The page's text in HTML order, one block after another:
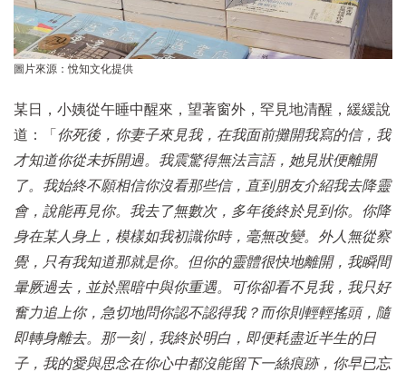
圖片來源：悅知文化提供
某日，小姨從午睡中醒來，望著窗外，罕見地清醒，緩緩說
道：「 你死後，你妻子來見我，在我面前攤開我寫的信，我
才知道你從未拆開過。我震驚得無法言語，她見狀便離開
了。我始終不願相信你沒看那些信，直到朋友介紹我去降靈
會，說能再見你。我去了無數次，多年後終於見到你。你降
身在某人身上，模樣如我初識你時，毫無改變。外人無從察
覺，只有我知道那就是你。但你的靈體很快地離開，我瞬間
暈厥過去，並於黑暗中與你重遇。可你卻看不見我，我只好
奮力追上你，急切地問你認不認得我？而你則輕輕搖頭，隨
即轉身離去。那一刻，我終於明白，即便耗盡近半生的日
子，我的愛與思念在你心中都沒能留下一絲痕跡，你早已忘